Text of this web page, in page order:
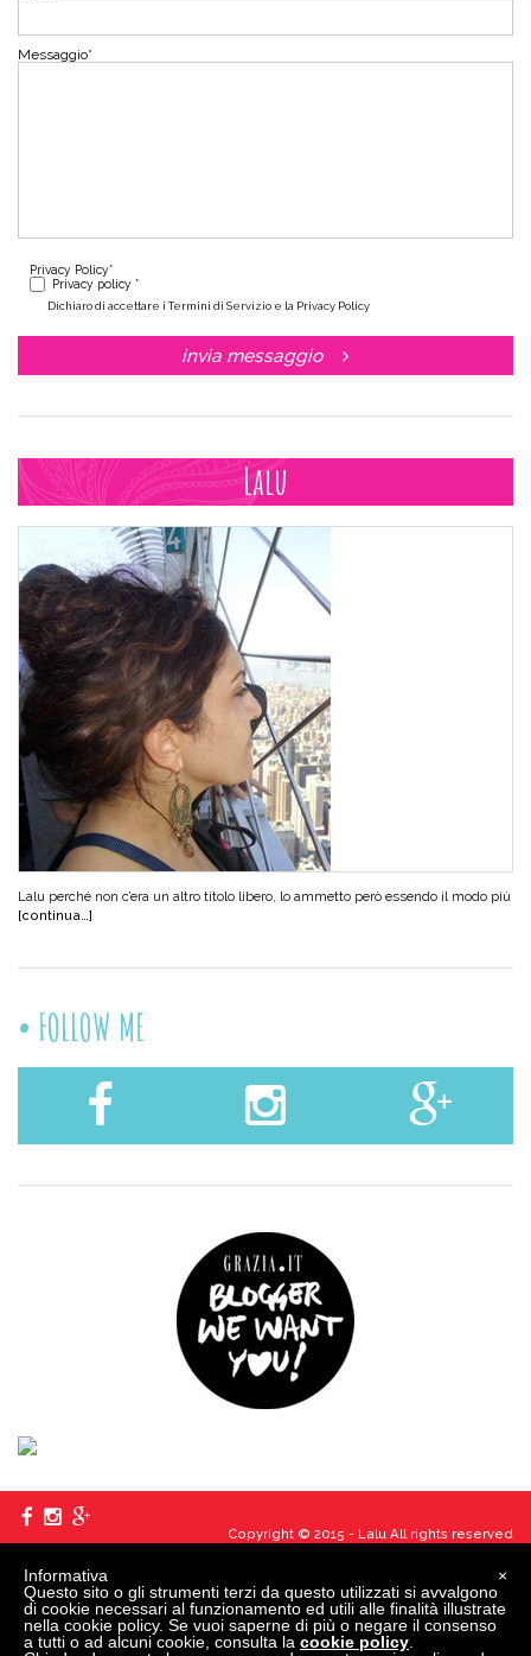
Messaggio*
Privacy Policy*
Privacy policy *
Dichiaro di accettare i Termini di Servizio e la Privacy Policy
invia messaggio
Lalu
Lalu perché non c’era un altro titolo libero, lo ammetto però essendo il modo più
[continua…]
FOLLOW ME
Copyright © 2015 - Lalu All rights reserved
edita
Vai alla barra degli strumenti
Informazioni su WordPress
WordPress.org
Documentazione
Supporto
×
Informativa
Questo sito o gli strumenti terzi da questo utilizzati si avvalgono
di cookie necessari al funzionamento ed utili alle finalità illustrate
nella cookie policy. Se vuoi saperne di più o negare il consenso
a tutti o ad alcuni cookie, consulta la cookie policy